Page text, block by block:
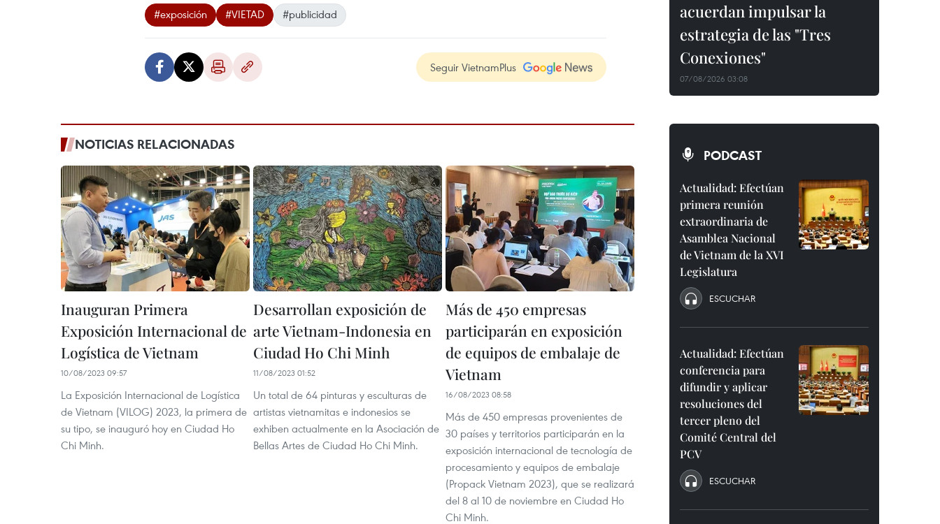
#exposición #VIETAD #publicidad
Seguir VietnamPlus
NOTICIAS RELACIONADAS
Inauguran Primera
Exposición Internacional de
Logística de Vietnam
10/08/2023 09:57
La Exposición Internacional de Logística
de Vietnam (VILOG) 2023, la primera de
su tipo, se inauguró hoy en Ciudad Ho
Chi Minh.
Desarrollan exposición de
arte Vietnam-Indonesia en
Ciudad Ho Chi Minh
11/08/2023 01:52
Un total de 64 pinturas y esculturas de
artistas vietnamitas e indonesios se
exhiben actualmente en la Asociación de
Bellas Artes de Ciudad Ho Chi Minh.
Más de 450 empresas
participarán en exposición
de equipos de embalaje de
Vietnam
16/08/2023 08:58
Más de 450 empresas provenientes de
30 países y territorios participarán en la
exposición internacional de tecnología de
procesamiento y equipos de embalaje
(Propack Vietnam 2023), que se realizará
del 8 al 10 de noviembre en Ciudad Ho
Chi Minh.
acuerdan impulsar la
estrategia de las "Tres
Conexiones"
07/08/2026 03:08
PODCAST
Actualidad: Efectúan
primera reunión
extraordinaria de
Asamblea Nacional
de Vietnam de la XVI
Legislatura
ESCUCHAR
Actualidad: Efectúan
conferencia para
difundir y aplicar
resoluciones del
tercer pleno del
Comité Central del
PCV
ESCUCHAR